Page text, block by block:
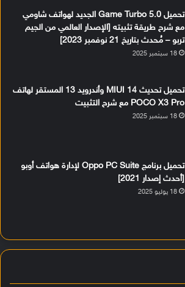
تحميل Game Turbo 5.0 الجديد لهواتف شاومي
مع شرح طريقة تثبيته [الإصدار العالمي من الجيم
تربو – مُحدث بتاريخ 21 نوفمبر 2023]
18 سبتمبر 2025
تحميل تحديث MIUI 14 وأندرويد 13 المستقر لهاتف
POCO X3 Pro مع شرح التثبيت
18 سبتمبر 2025
تحميل برنامج Oppo PC Suite لإدارة هواتف أوبو
[أحدث إصدار 2021]
18 يوليو 2025